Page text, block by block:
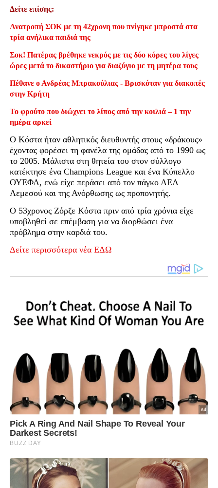
Δείτε επίσης:
Ανατροπή ΣΟΚ με τη 42χρονη που πνίγηκε μπροστά στα
τρία ανήλικα παιδιά της
Σοκ! Πατέρας βρέθηκε νεκρός με τις δύο κόρες του λίγες
ώρες μετά το δικαστήριο για διαζύγιο με τη μητέρα τους
Πέθανε ο Ανδρέας Μπρακούλιας - Βρισκόταν για διακοπές
στην Κρήτη
Το φρούτο που διώχνει το λίπος από την κοιλιά – 1 την
ημέρα αρκεί
Ο Κόστα ήταν αθλητικός διευθυντής στους «δράκους»
έχοντας φορέσει τη φανέλα της ομάδας από το 1990 ως
το 2005. Μάλιστα στη θητεία του στον σύλλογο
κατέκτησε ένα Champions League και ένα Κύπελλο
ΟΥΕΦΑ, ενώ είχε περάσει από τον πάγκο ΑΕΛ
Λεμεσού και της Ανόρθωσης ως προπονητής.
Ο 53χρονος Ζόρζε Κόστα πριν από τρία χρόνια είχε
υποβληθεί σε επέμβαση για να διορθώσει ένα
πρόβλημα στην καρδιά του.
Δείτε περισσότερα νέα ΕΔΩ